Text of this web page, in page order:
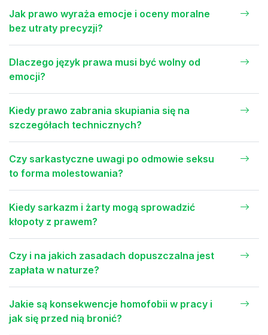
Jak prawo wyraża emocje i oceny moralne
bez utraty precyzji?
Dlaczego język prawa musi być wolny od
emocji?
Kiedy prawo zabrania skupiania się na
szczegółach technicznych?
Czy sarkastyczne uwagi po odmowie seksu
to forma molestowania?
Kiedy sarkazm i żarty mogą sprowadzić
kłopoty z prawem?
Czy i na jakich zasadach dopuszczalna jest
zapłata w naturze?
Jakie są konsekwencje homofobii w pracy i
jak się przed nią bronić?